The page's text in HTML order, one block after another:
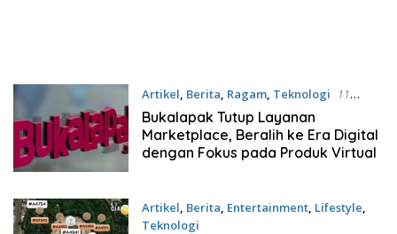
Artikel, Berita, Ragam, Teknologi
11
Januari 2025
Bukalapak Tutup Layanan
Marketplace, Beralih ke Era Digital
dengan Fokus pada Produk Virtual
Artikel, Berita, Entertainment, Lifestyle,
Teknologi